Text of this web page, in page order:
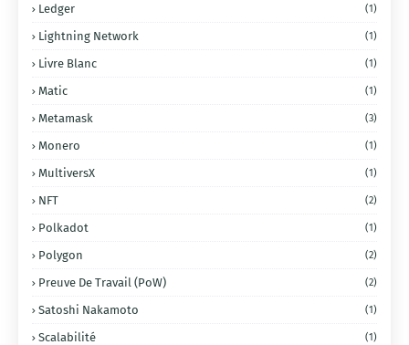
Ledger (1)
Lightning Network (1)
Livre Blanc (1)
Matic (1)
Metamask (3)
Monero (1)
MultiversX (1)
NFT (2)
Polkadot (1)
Polygon (2)
Preuve De Travail (PoW) (2)
Satoshi Nakamoto (1)
Scalabilité (1)